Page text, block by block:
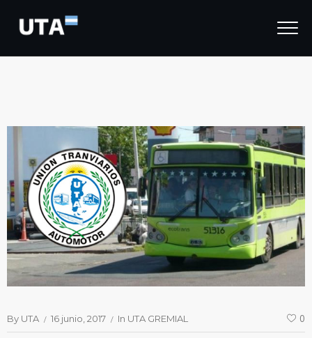
By UTA 16 junio, 2017 In UTA GREMIAL 0